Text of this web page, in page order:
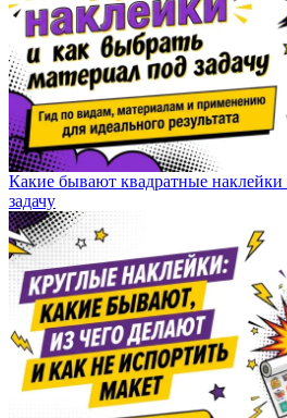
Какие бывают квадратные наклейки
задачу